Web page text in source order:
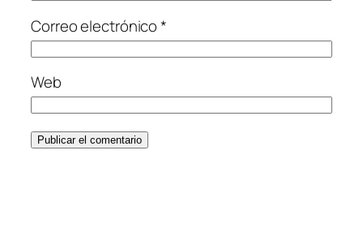
Correo electrónico*
Web